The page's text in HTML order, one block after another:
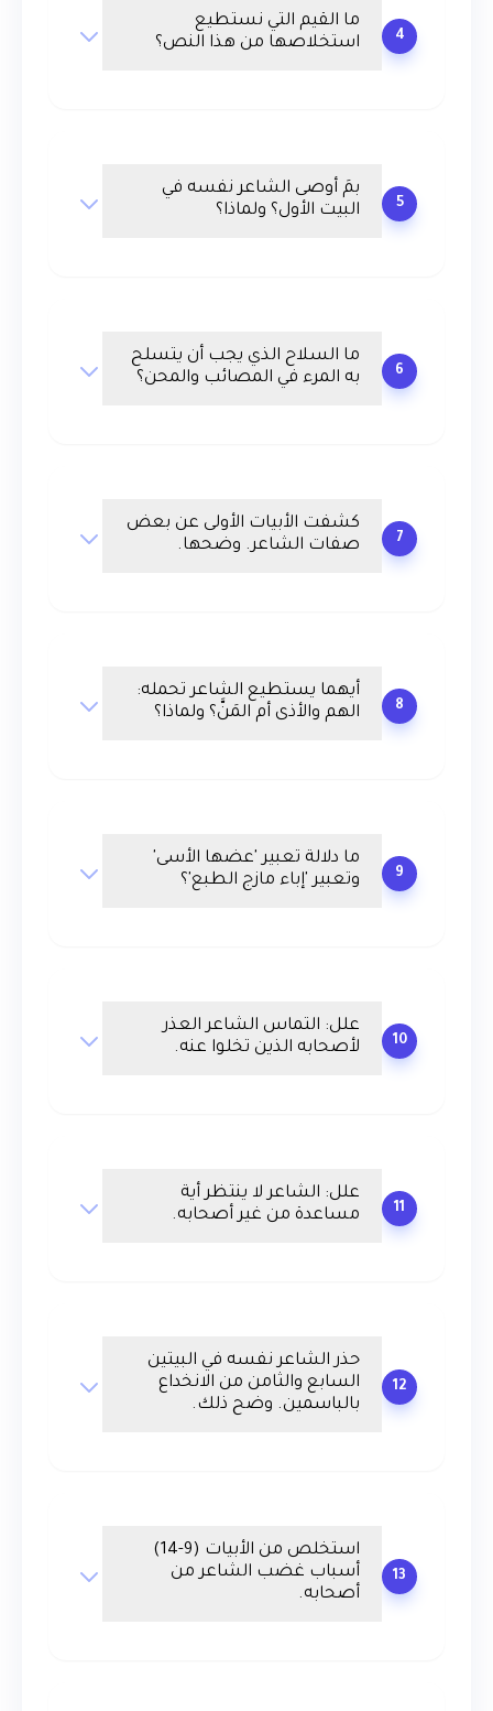
لا تحاسدوا ـ المفعول
4
ما القيم التي نستطيع
استخلاصها من هذا النص؟
5
بمَ أوصى الشاعر نفسه في
البيت الأول؟ ولماذا؟
6
ما السلاح الذي يجب أن يتسلح
به المرء في المصائب والمحن؟
7
كشفت الأبيات الأولى عن بعض
صفات الشاعر. وضحها.
8
أيهما يستطيع الشاعر تحمله:
الهم والأذى أم المَنَّ؟ ولماذا؟
9
ما دلالة تعبير 'عضها الأسى'
وتعبير 'إباء مازج الطبع'؟
10
علل: التماس الشاعر العذر
لأصحابه الذين تخلوا عنه.
11
علل: الشاعر لا ينتظر أية
مساعدة من غير أصحابه.
12
حذر الشاعر نفسه في البيتين
السابع والثامن من الانخداع
بالباسمين. وضح ذلك.
13
استخلص من الأبيات (9-14)
أسباب غضب الشاعر من
أصحابه.